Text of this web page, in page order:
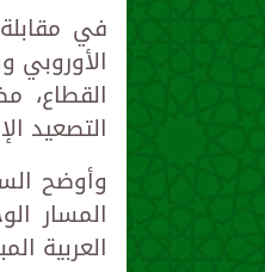
في
الأوروبي
القطاع،
التصعيد
وأوضح
المسار
العربية